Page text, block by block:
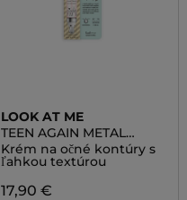
LOOK AT ME
TEEN AGAIN METAL
HEAD TIP EYE CREAM
Krém na očné kontúry s
ľahkou textúrou
17,90 €